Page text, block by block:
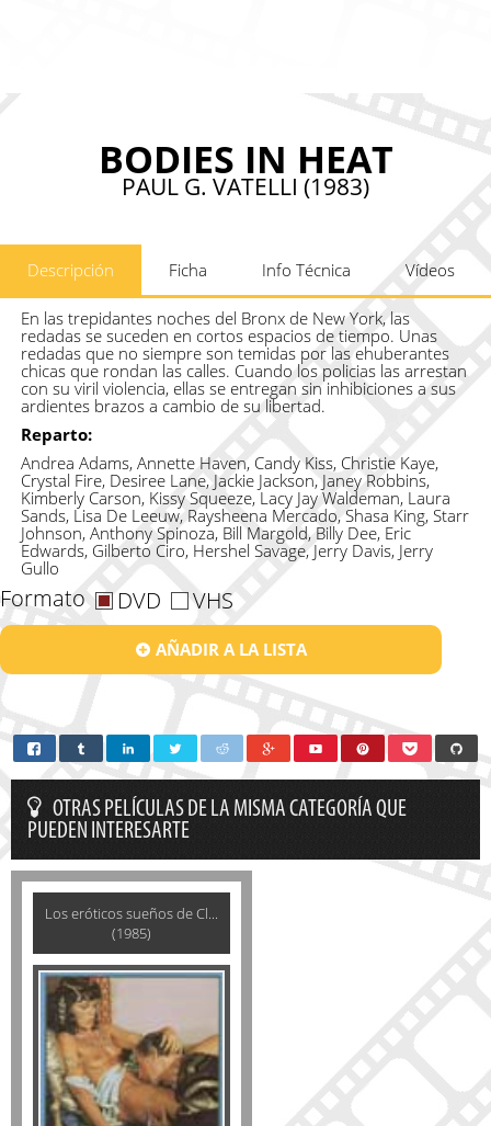
BODIES IN HEAT
PAUL G. VATELLI (1983)
Descripción Ficha Info Técnica Vídeos
En las trepidantes noches del Bronx de New York, las
redadas se suceden en cortos espacios de tiempo. Unas
redadas que no siempre son temidas por las ehuberantes
chicas que rondan las calles. Cuando los policias las arrestan
con su viril violencia, ellas se entregan sin inhibiciones a sus
ardientes brazos a cambio de su libertad.
Reparto:
Andrea Adams, Annette Haven, Candy Kiss, Christie Kaye,
Crystal Fire, Desiree Lane, Jackie Jackson, Janey Robbins,
Kimberly Carson, Kissy Squeeze, Lacy Jay Waldeman, Laura
Sands, Lisa De Leeuw, Raysheena Mercado, Shasa King, Starr
Johnson, Anthony Spinoza, Bill Margold, Billy Dee, Eric
Edwards, Gilberto Ciro, Hershel Savage, Jerry Davis, Jerry
Gullo
Formato DVD VHS
AÑADIR A LA LISTA
OTRAS PELÍCULAS DE LA MISMA CATEGORÍA QUE
PUEDEN INTERESARTE
Los eróticos sueños de Cl...
(1985)